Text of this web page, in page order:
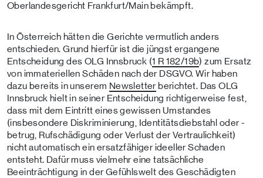
Oberlandesgericht Frankfurt/Main bekämpft.
In Österreich hätten die Gerichte vermutlich anders
entschieden. Grund hierfür ist die jüngst ergangene
Entscheidung des OLG Innsbruck (1 R 182/19b) zum Ersatz
von immateriellen Schäden nach der DSGVO. Wir haben
dazu bereits in unserem Newsletterberichtet. Das OLG
Innsbruck hielt in seiner Entscheidung richtigerweise fest,
dass mit dem Eintritt eines gewissen Umstandes
(insbesondere Diskriminierung, Identitätsdiebstahl oder -
betrug, Rufschädigung oder Verlust der Vertraulichkeit)
nicht automatisch ein ersatzfähiger ideeller Schaden
entsteht. Dafür muss vielmehr eine tatsächliche
Beeinträchtigung in der Gefühlswelt des Geschädigten